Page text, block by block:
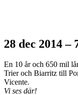
28 dec 2014 –
En 10 år och 650 mil
Trier och Biarritz till
Vicente.
Vi ses där!